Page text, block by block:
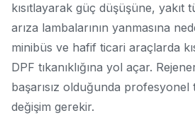
kısıtlayarak güç düşüşüne, yakıt
arıza lambalarının yanmasına
minibüs ve hafif ticari araçlarda
DPF tıkanıklığına yol açar.
başarısız olduğunda profesyonel
değişim gerekir.